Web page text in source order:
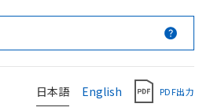
日本語 English PDF出力